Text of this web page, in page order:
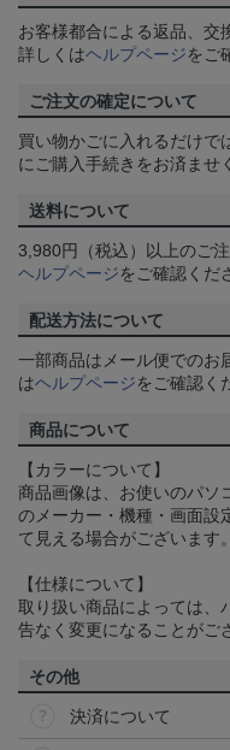
お客様都合による返品、交
詳しくはヘルプページをご
ご注文の確定について
買い物かごに入れるだけで
にご購入手続きをお済ませ
送料について
3,980円（税込）以上のご
ヘルプページをご確認くだ
配送方法について
一部商品はメール便でのお
はヘルプページをご確認く
商品について
【カラーについて】
商品画像は、お使いのパソ
のメーカー・機種・画面設
て見える場合がございます
【仕様について】
取り扱い商品によっては、
告なく変更になることがご
その他
決済について